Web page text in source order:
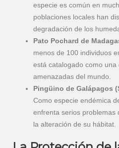
especie es común en
poblaciones locales han
degradación de los
Pato Pochard de
menos de 100 individuos
está catalogado como
amenazadas del mundo.
Pingüino de Galápagos
Como especie endémica
enfrenta serios problemas
la alteración de su hábitat.